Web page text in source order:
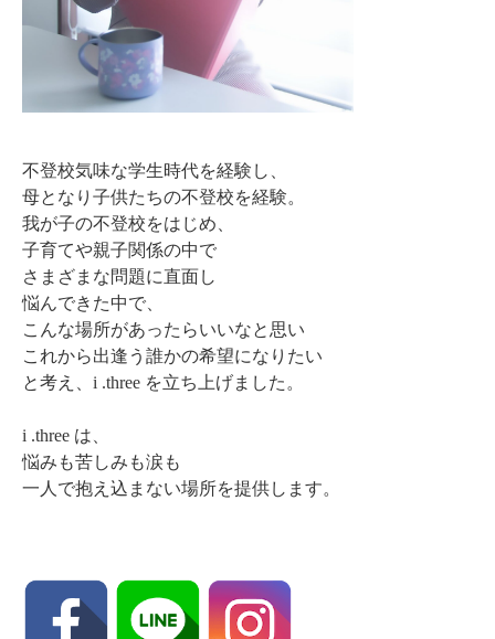
不登校気味な学生時代を経験し、
母となり子供たちの不登校を経験。
我が子の不登校をはじめ、
子育てや親子関係の中で
さまざまな問題に直面し
悩んできた中で、
こんな場所があったらいいなと思い
これから出逢う誰かの希望になりたい
と考え、i .three を立ち上げました。
i .three は、
悩みも苦しみも涙も
一人で抱え込まない場所を提供します。